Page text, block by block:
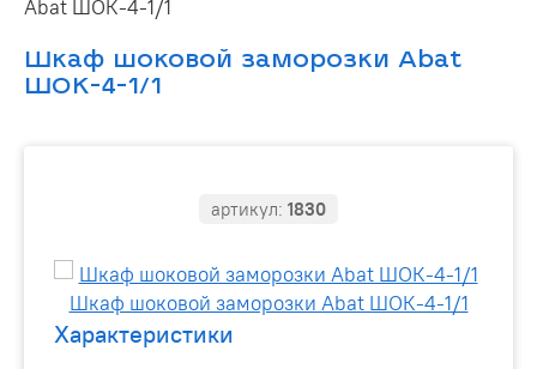
Abat ШОК-4-1/1
Шкаф шоковой заморозки Abat
ШОК-4-1/1
артикул: 1830
Характеристики